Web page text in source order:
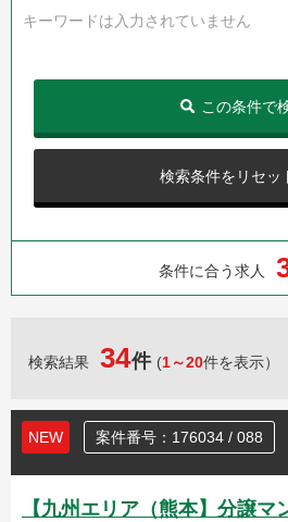
キーワードは入力されていません
検索条件をリセッ
この条件で
条件に合う求人
検索結果 34件 (1～20件を表示）
NEW 案件番号：176034 / 088
【九州エリア（熊本】分譲